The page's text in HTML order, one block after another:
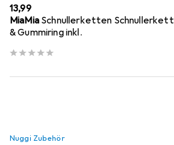
EUR
13,99
MiaMia Schnullerketten
& Gummiring inkl.
Nuggi Zubehör